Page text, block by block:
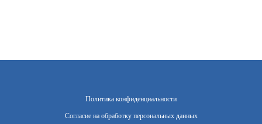
Политика конфиденциальности
Согласие на обработку персональных данных